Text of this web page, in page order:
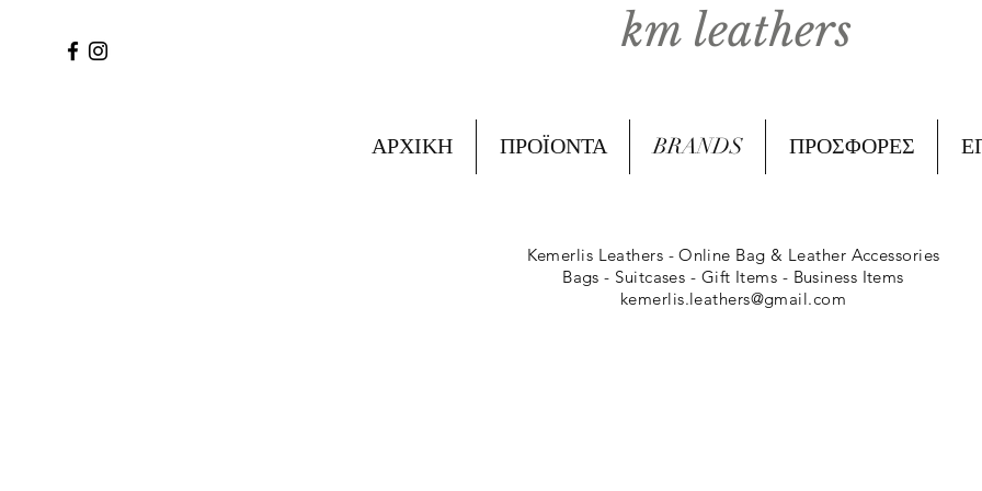
km leathers
ΑΡΧΙΚΗ ΠΡΟΪΟΝΤΑ BRANDS ΠΡΟΣΦΟΡΕΣ
Kemerlis Leathers - Online Bag & Leather Accessories
Bags - Suitcases - Gift Items - Business Items
kemerlis.leathers@gmail.com